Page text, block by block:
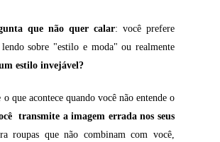
que não quer calar: você prefere
sobre "estilo e moda" ou realmente
estilo invejável?
que acontece quando você não entende o
transmite a imagem errada nos seus
roupas que não combinam com você,